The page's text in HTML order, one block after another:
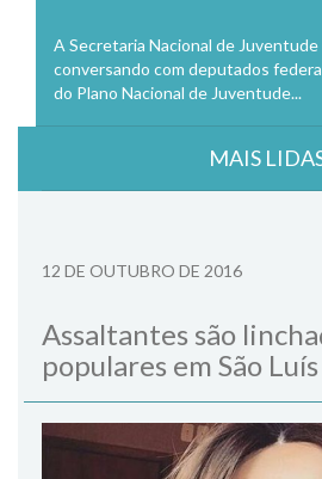
A Secretaria Nacional de Juventude
conversando com deputados
do Plano Nacional de Juventude...
MAIS
12 DE OUTUBRO DE 2016
Assaltantes são
populares em São Luís